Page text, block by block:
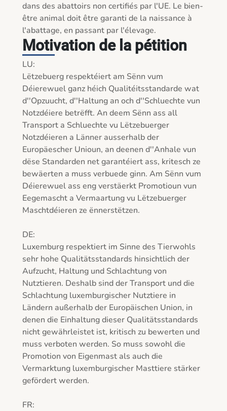
dans des abattoirs non certifiés par l'UE. Le bien-
être animal doit être garanti de la naissance à
Motivation de la pétition
LU:
Lëtzebuerg respektéiert am Sënn vum
Déierewuel ganz héich Qualitéitsstandarde wat
d''Opzuucht, d''Haltung an och d''Schluechte vun
Notzdéiere betrëfft. An deem Sënn ass all
Transport a Schluechte vu Lëtzebuerger
Notzdéieren a Länner ausserhalb der
Europäescher Unioun, an deenen d''Anhale vun
dëse Standarden net garantéiert ass, kritesch ze
bewäerten a muss verbuede ginn. Am Sënn vum
Déierewuel ass eng verstäerkt Promotioun vun
Eegemascht a Vermaartung vu Lëtzebuerger
Maschtdéieren ze ënnerstëtzen.
DE:
Luxemburg respektiert im Sinne des Tierwohls
sehr hohe Qualitätsstandards hinsichtlich der
Aufzucht, Haltung und Schlachtung von
Nutztieren. Deshalb sind der Transport und die
Schlachtung luxemburgischer Nutztiere in
Ländern außerhalb der Europäischen Union, in
denen die Einhaltung dieser Qualitätsstandards
nicht gewährleistet ist, kritisch zu bewerten und
muss verboten werden. So muss sowohl die
Promotion von Eigenmast als auch die
Vermarktung luxemburgischer Masttiere stärker
gefördert werden.
FR: